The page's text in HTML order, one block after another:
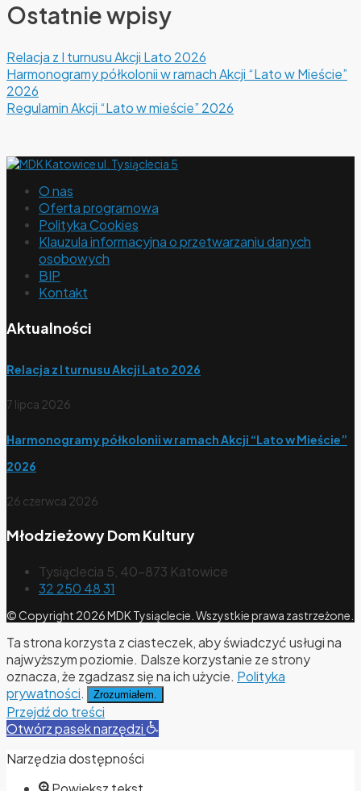
Ostatnie wpisy
Relacja z I turnusu Akcji Lato 2026
Harmonogramy półkolonii w ramach Akcji “Lato w Mieście”
2026
Regulamin Akcji “Lato w mieście” 2026
O nas
Oferta programowa
Polityka Cookies
Klauzula informacyjna o przetwarzaniu danych
osobowych
BIP
Kontakt
Aktualności
Relacja z I turnusu Akcji Lato 2026
7 lipca 2026
Harmonogramy półkolonii w ramach Akcji “Lato w Mieście”
2026
26 czerwca 2026
Młodzieżowy Dom Kultury
Tysiąclecia 5, 40-873 Katowice
32 250 48 31
© Copyright 2026 MDK Tysiąclecie. Wszystkie prawa zastrzeżone.
Ta strona korzysta z ciasteczek, aby świadczyć usługi na
najwyższym poziomie. Dalsze korzystanie ze strony
oznacza, że zgadzasz się na ich użycie. Polityka
prywatności. Zrozumiałem.
Przejdź do treści
Otwórz pasek narzędzi
Narzędzia dostępności